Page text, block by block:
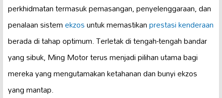
perkhidmatan termasuk pemasangan, penyelenggaraan, dan
penalaan sistemekzosuntuk memastikanprestasi kenderaan
berada di tahap optimum. Terletak di tengah-tengah bandar
yang sibuk, Ming Motor terus menjadi pilihan utama bagi
mereka yang mengutamakan ketahanan dan bunyi ekzos
yang mantap.